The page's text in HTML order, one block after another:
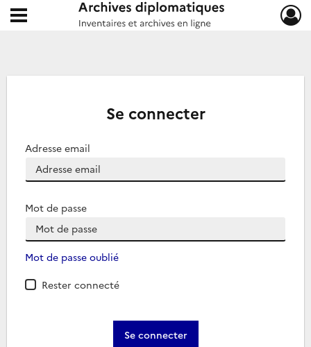
Archives diplomatiques
Ouvrir le menu déroulant
Se connecter
Adresse email
Mot de passe
Mot de passe oublié
Rester connecté
Se connecter